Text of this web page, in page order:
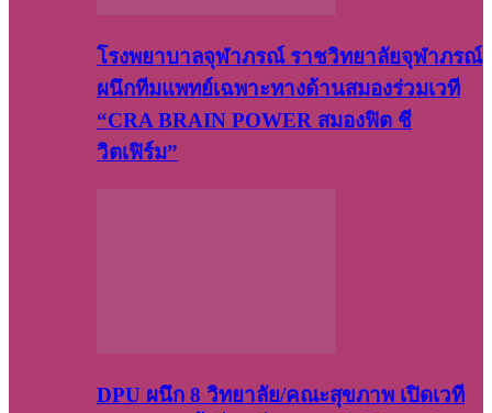
โรงพยาบาลจุฬาภรณ์ ราชวิทยาลัยจุฬาภรณ์
ผนึกทีมแพทย์เฉพาะทางด้านสมองร่วมเวที
“CRA BRAIN POWER สมองฟิต ชี
วิตเฟิร์ม”
DPU ผนึก 8 วิทยาลัย/คณะสุขภาพ เปิดเวที